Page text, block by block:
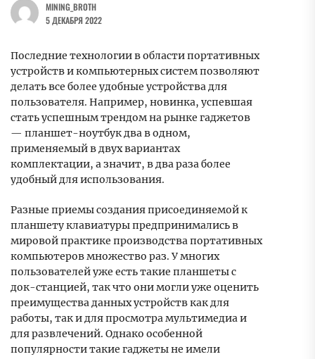
MINING_BROTH
5 ДЕКАБРЯ 2022
Последние технологии в области портативных
устройств и компьютерных систем позволяют
делать все более удобные устройства для
пользователя. Например, новинка, успевшая
стать успешным трендом на рынке гаджетов
— планшет-ноутбук два в одном,
применяемый в двух вариантах
комплектации, а значит, в два раза более
удобный для использования.
Разные приемы создания присоединяемой к
планшету клавиатуры предпринимались в
мировой практике производства портативных
компьютеров множество раз. У многих
пользователей уже есть такие планшеты с
док-станцией, так что они могли уже оценить
преимущества данных устройств как для
работы, так и для просмотра мультимедиа и
для развлечений. Однако особенной
популярности такие гаджеты не имели